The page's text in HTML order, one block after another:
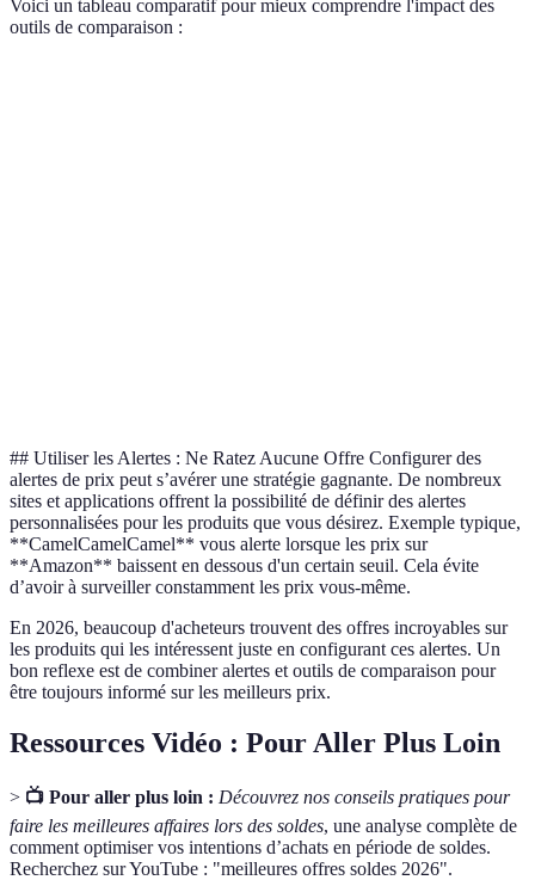
Voici un tableau comparatif pour mieux comprendre l'impact des
outils de comparaison :
## Utiliser les Alertes : Ne Ratez Aucune Offre Configurer des
alertes de prix peut s’avérer une stratégie gagnante. De nombreux
sites et applications offrent la possibilité de définir des alertes
personnalisées pour les produits que vous désirez. Exemple typique,
**CamelCamelCamel** vous alerte lorsque les prix sur
**Amazon** baissent en dessous d'un certain seuil. Cela évite
d’avoir à surveiller constamment les prix vous-même.
En 2026, beaucoup d'acheteurs trouvent des offres incroyables sur
les produits qui les intéressent juste en configurant ces alertes. Un
bon reflexe est de combiner alertes et outils de comparaison pour
être toujours informé sur les meilleurs prix.
Ressources Vidéo : Pour Aller Plus Loin
> 📺 Pour aller plus loin : Découvrez nos conseils pratiques pour
faire les meilleures affaires lors des soldes, une analyse complète de
comment optimiser vos intentions d’achats en période de soldes.
Recherchez sur YouTube : "meilleures offres soldes 2026".